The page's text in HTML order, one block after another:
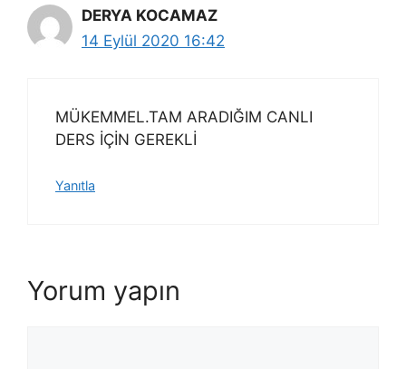
DERYA KOCAMAZ
14 Eylül 2020 16:42
MÜKEMMEL.TAM ARADIĞIM CANLI
DERS İÇİN GEREKLİ
Yanıtla
Yorum yapın